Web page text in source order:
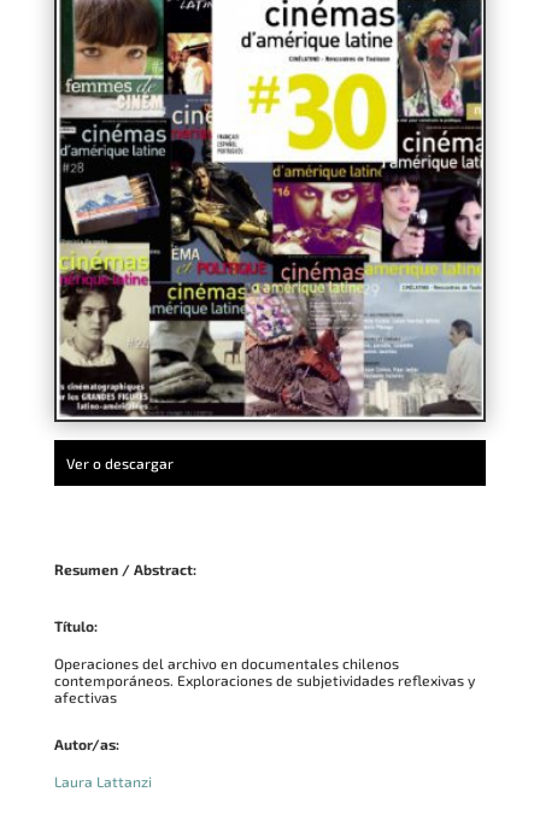
Ver o descargar
Resumen / Abstract:
Título:
Operaciones del archivo en documentales chilenos
contemporáneos. Exploraciones de subjetividades reflexivas y
afectivas
Autor/as:
Laura Lattanzi